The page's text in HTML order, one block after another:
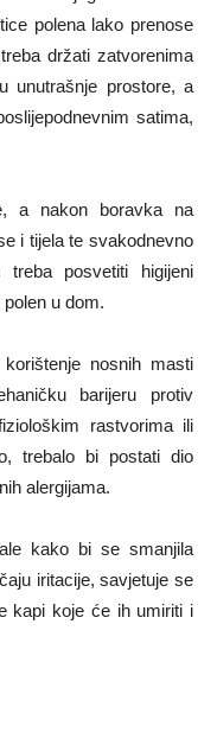
polena lako prenose
držati zatvorenima
unutrašnje prostore, a
satima,
a nakon boravka na
i tijela te svakodnevno
treba posvetiti higijeni
u dom.
nosnih masti
barijeru protiv
rastvorima ili
trebalo bi postati dio
alergijama.
kako bi se smanjila
iritacije, savjetuje se
kapi koje će ih umiriti i